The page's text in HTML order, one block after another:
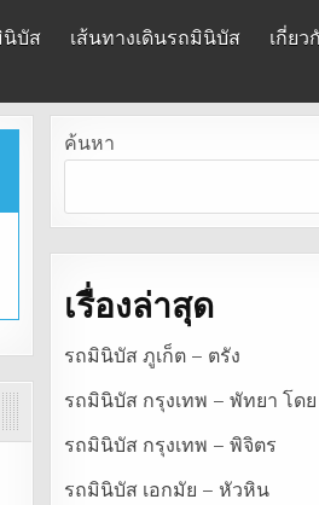
นิบัส เส้นทางเดินรถมินิบัส เกี่ยว
ค้นหา
เรื่องล่าสุด
รถมินิบัส ภูเก็ต – ตรัง
รถมินิบัส กรุงเทพ – พัทยา โด
รถมินิบัส กรุงเทพ – พิจิตร
รถมินิบัส เอกมัย – หัวหิน